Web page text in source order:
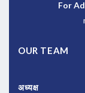
For
OUR TEAM
अध्यक्ष